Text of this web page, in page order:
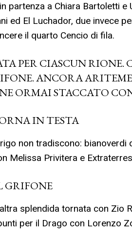
partenza a Chiara Bartoletti
ed El Luchador, due invece
il quarto Cencio di fila.
PER CIASCUN RIONE.
ANCORA
ORMAI STACCATO
IN TESTA
non tradiscono: bianoverdi
Melissa Privitera e
GRIFONE
splendida tornata con Zio
per il Drago con Lorenzo